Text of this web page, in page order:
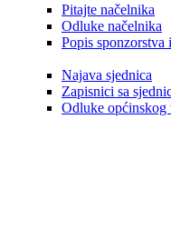
Pitajte načelnika
Odluke načelnika
Popis sponzorstva
Najava sjednica
Zapisnici sa
Odluke općinskog